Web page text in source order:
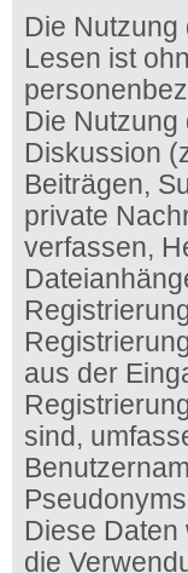
Die Nutzung
Lesen ist
Die Nutzung
Diskussion
Beiträgen,
private
verfassen,
aus der
sind,
Diese
die